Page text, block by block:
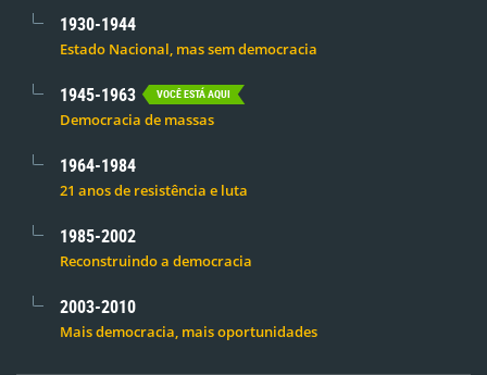
1930-1944
Estado Nacional, mas sem democracia
1945-1963 VOCÊ ESTÁ AQUI
Democracia de massas
1964-1984
21 anos de resistência e luta
1985-2002
Reconstruindo a democracia
2003-2010
Mais democracia, mais oportunidades